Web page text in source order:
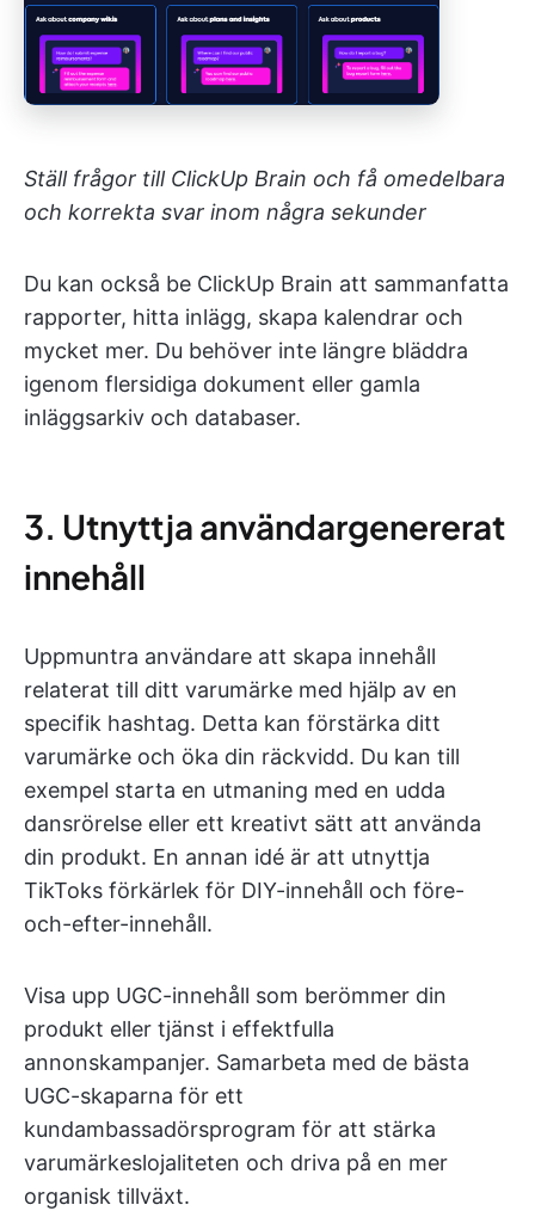
Ställ frågor till ClickUp Brain och få omedelbara
och korrekta svar inom några sekunder
Du kan också be ClickUp Brain att sammanfatta
rapporter, hitta inlägg, skapa kalendrar och
mycket mer. Du behöver inte längre bläddra
igenom flersidiga dokument eller gamla
inläggsarkiv och databaser.
3. Utnyttja användargenererat
innehåll
Uppmuntra användare att skapa innehåll
relaterat till ditt varumärke med hjälp av en
specifik hashtag. Detta kan förstärka ditt
varumärke och öka din räckvidd. Du kan till
exempel starta en utmaning med en udda
dansrörelse eller ett kreativt sätt att använda
din produkt. En annan idé är att utnyttja
TikToks förkärlek för DIY-innehåll och före-
och-efter-innehåll.
Visa upp UGC-innehåll som berömmer din
produkt eller tjänst i effektfulla
annonskampanjer. Samarbeta med de bästa
UGC-skaparna för ett
kundambassadörsprogram för att stärka
varumärkeslojaliteten och driva på en mer
organisk tillväxt.